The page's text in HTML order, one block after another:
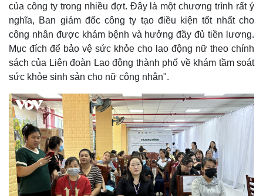
Infographic
của công ty trong nhiều đợt. Đây là một chương trình rất ý
nghĩa, Ban giám đốc công ty tạo điều kiện tốt nhất cho
công nhân được khám bệnh và hưởng đầy đủ tiền lương.
Mục đích để bảo vệ sức khỏe cho lao động nữ theo chính
sách của Liên đoàn Lao động thành phố về khám tầm soát
sức khỏe sinh sản cho nữ công nhân".